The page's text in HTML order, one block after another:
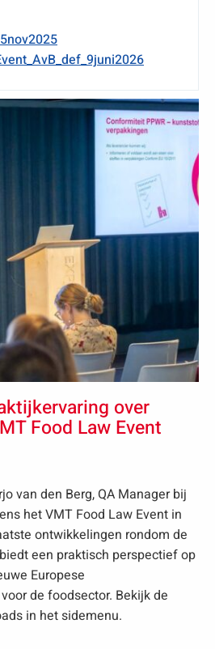
over
Food Law Event
van den Berg, QA Manager bij
het VMT Food Law Event in
ontwikkelingen rondom de
een praktisch perspectief op
Europese
de foodsector. Bekijk de
in het sidemenu.